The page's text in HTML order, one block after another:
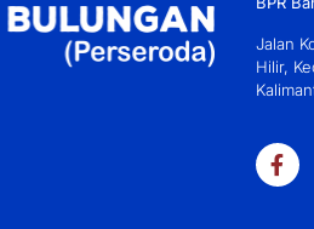
Jalan
Hilir,